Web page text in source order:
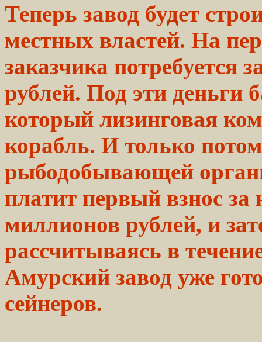
Теперь завод будет
местных властей. На
заказчика потребуется
рублей. Под эти деньги
который лизинговая
корабль. И только
рыбодобывающей
платит первый взнос за
миллионов рублей, и
рассчитываясь в
Амурский завод уже
сейнеров.